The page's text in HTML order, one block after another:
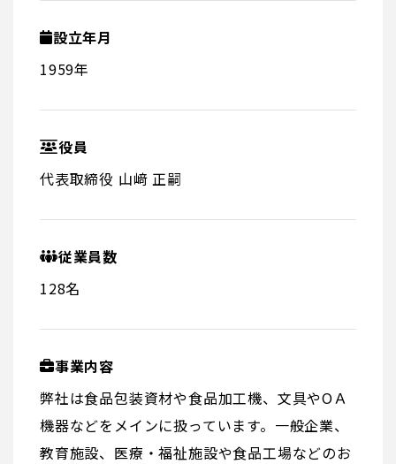
設立年月
1959年
役員
代表取締役 山﨑 正嗣
従業員数
128名
事業内容
弊社は食品包装資材や食品加工機、文具やOＡ
機器などをメインに扱っています。一般企業、
教育施設、医療・福祉施設や食品工場などのお